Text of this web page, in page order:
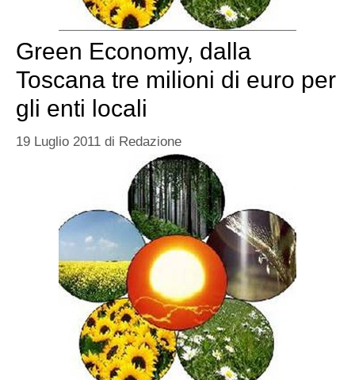
Green Economy, dalla
Toscana tre milioni di euro per
gli enti locali
19 Luglio 2011 di Redazione